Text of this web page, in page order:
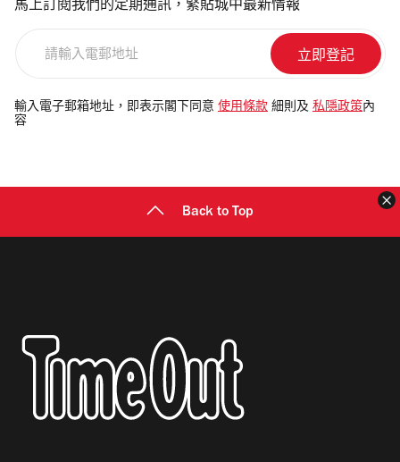
馬上訂閱我們的定期通訊，緊貼城中最新情報
電
郵
輸入電子郵箱地址，即表示閣下同意 使用條款 細則及 私隱政策 內
容
Back to Top